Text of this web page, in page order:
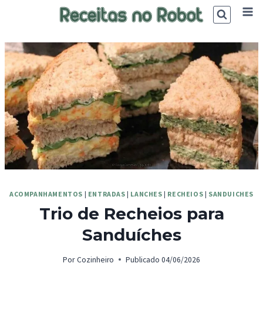
ACOMPANHAMENTOS | ENTRADAS | LANCHES | RECHEIOS | SANDUICHES
Trio de Recheios para
Sanduíches
Por Cozinheiro Publicado 04/06/2026